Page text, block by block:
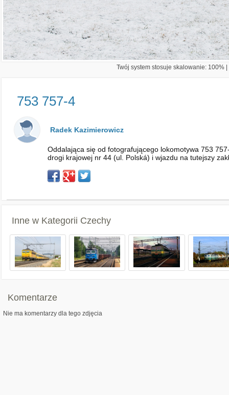
Twój system stosuje skalowanie: 100%
753 757-4
Radek Kazimierowicz
Oddalająca się od fotografującego lokomotywa 753
drogi krajowej nr 44 (ul. Polská) i wjazdu na tutejszy
Inne w Kategorii Czechy
Komentarze
Nie ma komentarzy dla tego zdjęcia